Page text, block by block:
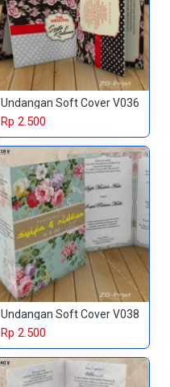
Undangan Soft Cover V036
Rp 2.500
Undangan Soft Cover V038
Rp 2.500